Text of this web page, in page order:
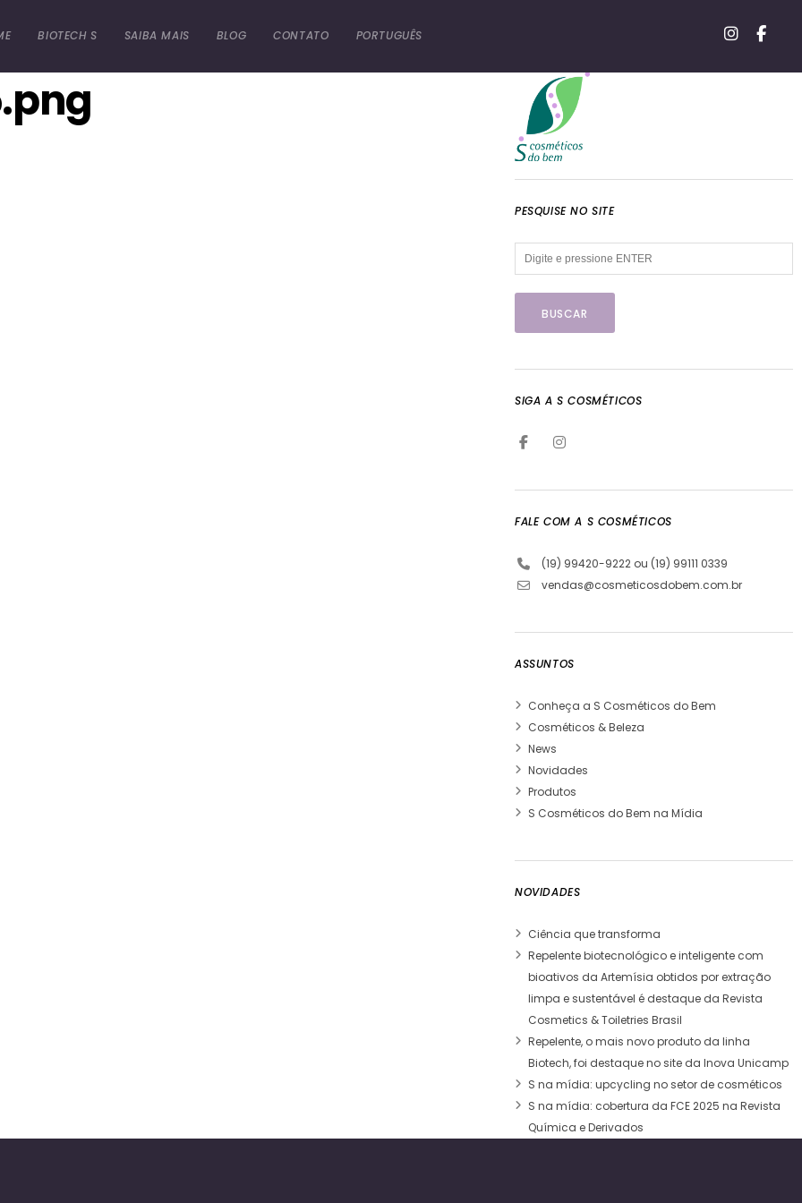
BIOTECH S SAIBA MAIS BLOG CONTATO PORTUGUÊS
PESQUISE NO SITE
SIGA A S COSMÉTICOS
FALE COM A S COSMÉTICOS
(19) 99420-9222 ou (19) 99111 0339
vendas@cosmeticosdobem.com.br
ASSUNTOS
Conheça a S Cosméticos do Bem
Cosméticos & Beleza
News
Novidades
Produtos
S Cosméticos do Bem na Mídia
NOVIDADES
Ciência que transforma
Repelente biotecnológico e inteligente com
bioativos da Artemísia obtidos por extração
limpa e sustentável é destaque da Revista
Cosmetics & Toiletries Brasil
Repelente, o mais novo produto da linha
Biotech, foi destaque no site da Inova Unicamp
S na mídia: upcycling no setor de cosméticos
S na mídia: cobertura da FCE 2025 na Revista
Química e Derivados